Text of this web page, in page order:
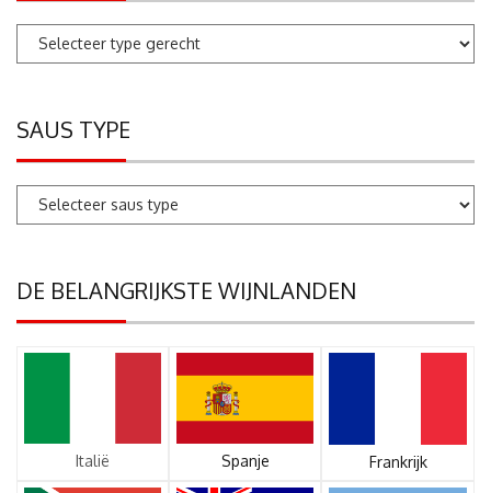
SAUS TYPE
DE BELANGRIJKSTE WIJNLANDEN
Italië Spanje Frankrijk